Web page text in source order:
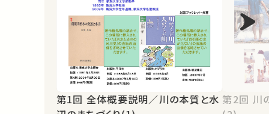
第1回 全体概要説明／川の本質と水
第2回 川の本質と水辺のまちづくり